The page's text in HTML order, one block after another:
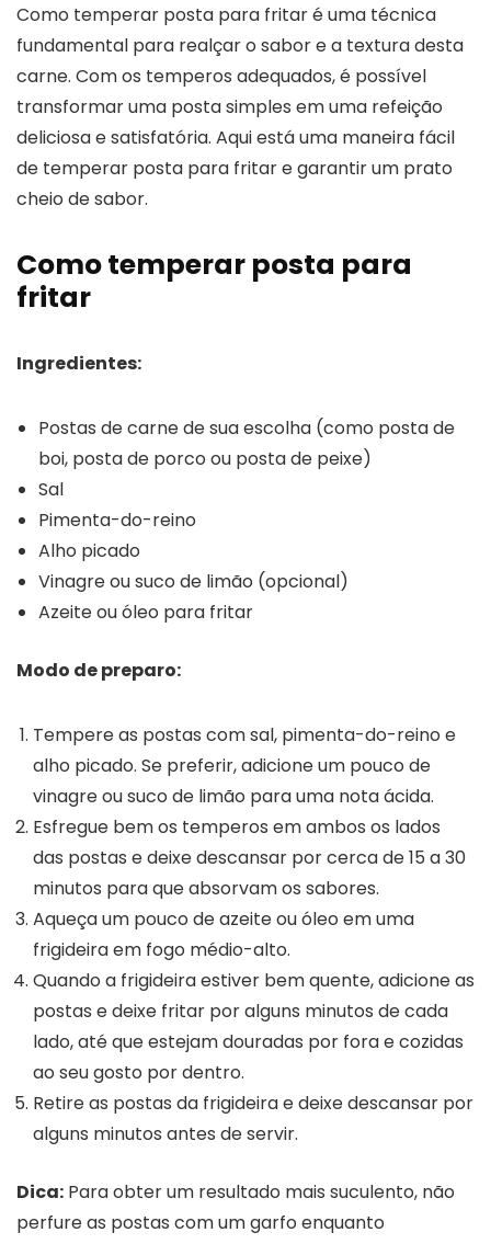
Como temperar posta para fritar é uma técnica
fundamental para realçar o sabor e a textura desta
carne. Com os temperos adequados, é possível
transformar uma posta simples em uma refeição
deliciosa e satisfatória. Aqui está uma maneira fácil
de temperar posta para fritar e garantir um prato
cheio de sabor.
Como temperar posta para
fritar
Ingredientes:
Postas de carne de sua escolha (como posta de
boi, posta de porco ou posta de peixe)
Sal
Pimenta-do-reino
Alho picado
Vinagre ou suco de limão (opcional)
Azeite ou óleo para fritar
Modo de preparo:
Tempere as postas com sal, pimenta-do-reino e
alho picado. Se preferir, adicione um pouco de
vinagre ou suco de limão para uma nota ácida.
Esfregue bem os temperos em ambos os lados
das postas e deixe descansar por cerca de 15 a 30
minutos para que absorvam os sabores.
Aqueça um pouco de azeite ou óleo em uma
frigideira em fogo médio-alto.
Quando a frigideira estiver bem quente, adicione as
postas e deixe fritar por alguns minutos de cada
lado, até que estejam douradas por fora e cozidas
ao seu gosto por dentro.
Retire as postas da frigideira e deixe descansar por
alguns minutos antes de servir.
Dica: Para obter um resultado mais suculento, não
perfure as postas com um garfo enquanto